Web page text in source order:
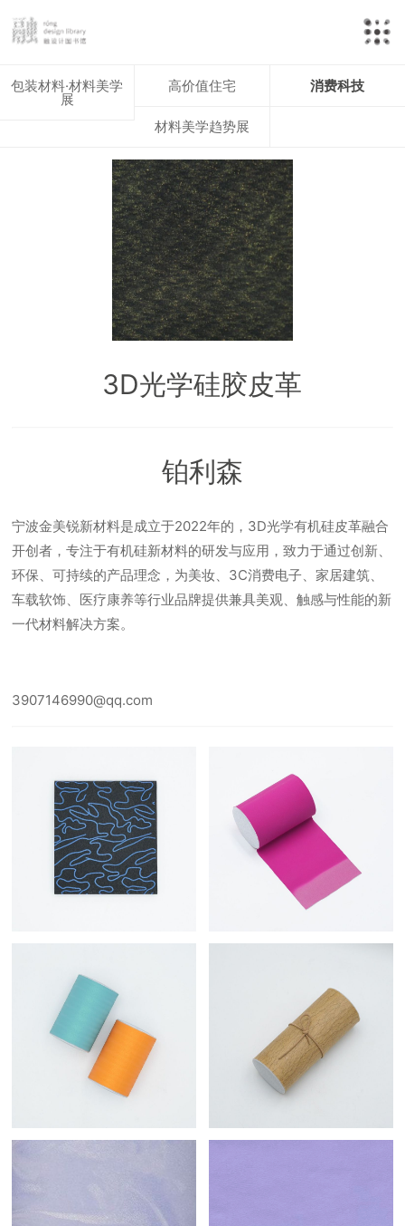
包装材料·材料美学
展
高价值住宅 消费科技
材料美学趋势展
3D光学硅胶皮革
铂利森
宁波金美锐新材料是成立于2022年的，3D光学有机硅皮革融合
开创者，专注于有机硅新材料的研发与应用，致力于通过创新、
环保、可持续的产品理念，为美妆、3C消费电子、家居建筑、
车载软饰、医疗康养等行业品牌提供兼具美观、触感与性能的新
一代材料解决方案。
3907146990@qq.com